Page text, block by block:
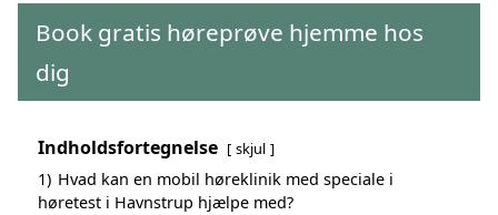
Book gratis høreprøve hjemme hos
dig
Indholdsfortegnelse skjul
1) Hvad kan en mobil høreklinik med speciale i
høretest i Havnstrup hjælpe med?